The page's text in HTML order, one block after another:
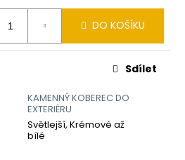
DO KOŠÍKU
KAMENNÝ KOBEREC DO
EXTERIÉRU
Světlejší, Krémové až
bílé
Sdílet